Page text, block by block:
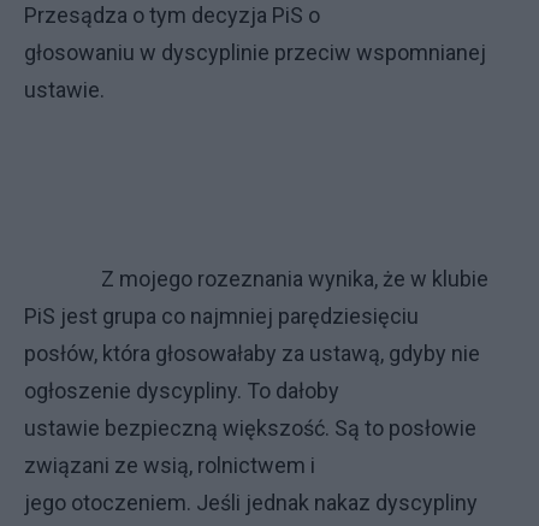
Przesądza o tym decyzja PiS o
głosowaniu w dyscyplinie przeciw wspomnianej
ustawie.
Z mojego rozeznania wynika, że w klubie
PiS jest grupa co najmniej parędziesięciu
posłów, która głosowałaby za ustawą, gdyby nie
ogłoszenie dyscypliny. To dałoby
ustawie bezpieczną większość. Są to posłowie
związani ze wsią, rolnictwem i
jego otoczeniem. Jeśli jednak nakaz dyscypliny